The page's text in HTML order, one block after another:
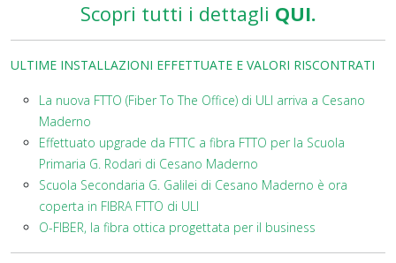
Scopri tutti i dettagli QUI.
ULTIME INSTALLAZIONI EFFETTUATE E VALORI RISCONTRATI
La nuova FTTO (Fiber To The Office) di ULI arriva a Cesano
Maderno
Effettuato upgrade da FTTC a fibra FTTO per la Scuola
Primaria G. Rodari di Cesano Maderno
Scuola Secondaria G. Galilei di Cesano Maderno è ora
coperta in FIBRA FTTO di ULI
O-FIBER, la fibra ottica progettata per il business